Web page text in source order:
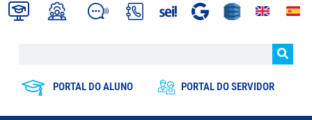
PORTAL DO ALUNO PORTAL DO SERVIDOR